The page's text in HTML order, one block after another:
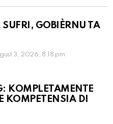
GOBIÈRNU TA
3, 2026, 8:18 pm
KOMPLETAMENTE
KOMPETENSIA DI